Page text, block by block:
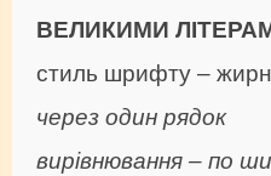
ВЕЛИКИМИ
стиль шрифту –
через один рядок
вирівнювання – по